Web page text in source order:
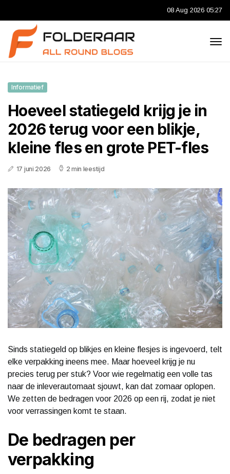
08 Aug 2026 05:27
Informatief
Hoeveel statiegeld krijg je in
2026 terug voor een blikje,
kleine fles en grote PET-fles
17 juni 2026 2 min leestijd
Sinds statiegeld op blikjes en kleine flesjes is ingevoerd, telt
elke verpakking ineens mee. Maar hoeveel krijg je nu
precies terug per stuk? Voor wie regelmatig een volle tas
naar de inleverautomaat sjouwt, kan dat zomaar oplopen.
We zetten de bedragen voor 2026 op een rij, zodat je niet
voor verrassingen komt te staan.
De bedragen per
verpakking